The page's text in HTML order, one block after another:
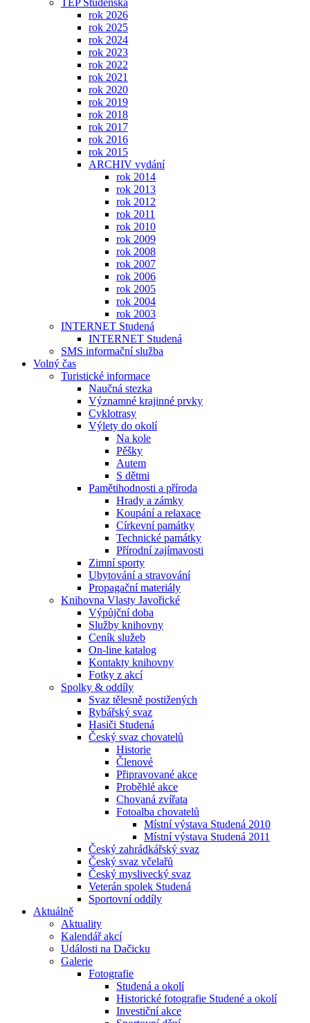
TEP Studenska
rok 2026
rok 2025
rok 2024
rok 2023
rok 2022
rok 2021
rok 2020
rok 2019
rok 2018
rok 2017
rok 2016
rok 2015
ARCHIV vydání
rok 2014
rok 2013
rok 2012
rok 2011
rok 2010
rok 2009
rok 2008
rok 2007
rok 2006
rok 2005
rok 2004
rok 2003
INTERNET Studená
INTERNET Studená
SMS informační služba
Volný čas
Turistické informace
Naučná stezka
Významné krajinné prvky
Cyklotrasy
Výlety do okolí
Na kole
Pěšky
Autem
S dětmi
Pamětihodnosti a příroda
Hrady a zámky
Koupání a relaxace
Církevní památky
Technické památky
Přírodní zajímavosti
Zimní sporty
Ubytování a stravování
Propagační materiály
Knihovna Vlasty Javořické
Výpůjční doba
Služby knihovny
Ceník služeb
On-line katalog
Kontakty knihovny
Fotky z akcí
Spolky & oddíly
Svaz tělesně postižených
Rybářský svaz
Hasiči Studená
Český svaz chovatelů
Historie
Členové
Připravované akce
Proběhlé akce
Chovaná zvířata
Fotoalba chovatelů
Místní výstava Studená 2010
Místní výstava Studená 2011
Český zahrádkářský svaz
Český svaz včelařů
Český myslivecký svaz
Veterán spolek Studená
Sportovní oddíly
Aktuálně
Aktuality
Kalendář akcí
Události na Dačicku
Galerie
Fotografie
Studená a okolí
Historické fotografie Studené a okolí
Investiční akce